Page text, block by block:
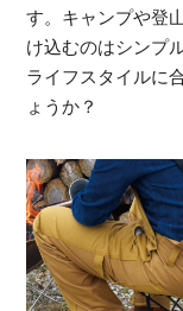
す。キャンプや登
け込むのはシンプ
ライフスタイルに
ょうか？